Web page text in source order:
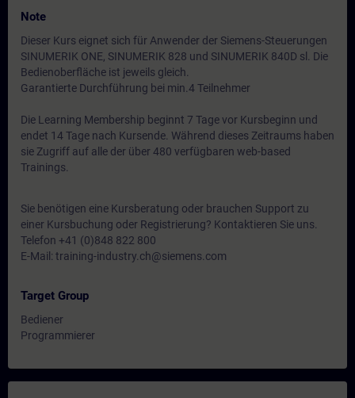
Note
Dieser Kurs eignet sich für Anwender der Siemens-Steuerungen
SINUMERIK ONE, SINUMERIK 828 und SINUMERIK 840D sl. Die
Bedienoberfläche ist jeweils gleich.
Garantierte Durchführung bei min.4 Teilnehmer
Die Learning Membership beginnt 7 Tage vor Kursbeginn und
endet 14 Tage nach Kursende. Während dieses Zeitraums haben
sie Zugriff auf alle der über 480 verfügbaren web-based
Trainings.
Sie benötigen eine Kursberatung oder brauchen Support zu
einer Kursbuchung oder Registrierung? Kontaktieren Sie uns.
Telefon +41 (0)848 822 800
E-Mail: training-industry.ch@siemens.com
Target Group
Bediener
Programmierer